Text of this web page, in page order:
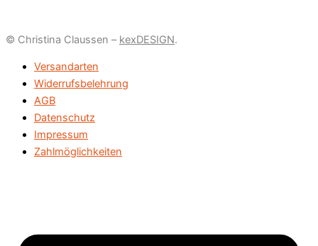
© Christina Claussen – kexDESIGN.
Versandarten
Widerrufsbelehrung
AGB
Datenschutz
Impressum
Zahlmöglichkeiten